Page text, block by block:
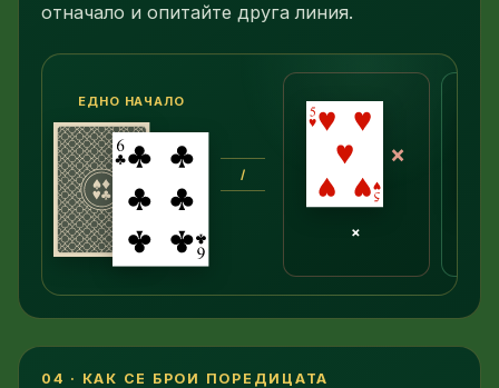
отначало и опитайте друга линия.
ЕДНО НАЧАЛО
/
×
×
04 · КАК СЕ БРОИ ПОРЕДИЦАТА